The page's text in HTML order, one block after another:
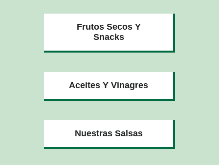
Frutos Secos Y
Snacks
Aceites Y Vinagres
Nuestras Salsas